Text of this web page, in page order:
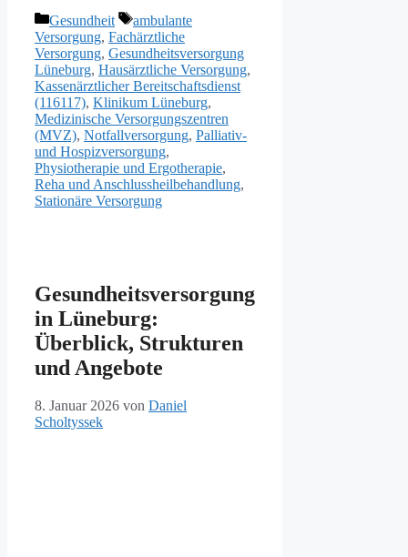
Kategorien
Gesundheit Schlagwörter
ambulante
Versorgung, Fachärztliche
Versorgung, Gesundheitsversorgung
Lüneburg, Hausärztliche Versorgung,
Kassenärztlicher Bereitschaftsdienst
(116117), Klinikum Lüneburg,
Medizinische Versorgungszentren
(MVZ), Notfallversorgung, Palliativ-
und Hospizversorgung,
Physiotherapie und Ergotherapie,
Reha und Anschlussheilbehandlung,
Stationäre Versorgung
Gesundheitsversorgung
in Lüneburg:
Überblick, Strukturen
und Angebote
8. Januar 2026 von Daniel
Scholtyssek